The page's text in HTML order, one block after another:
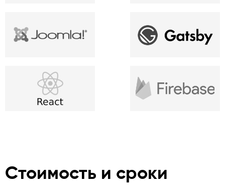
Стоимость и сроки